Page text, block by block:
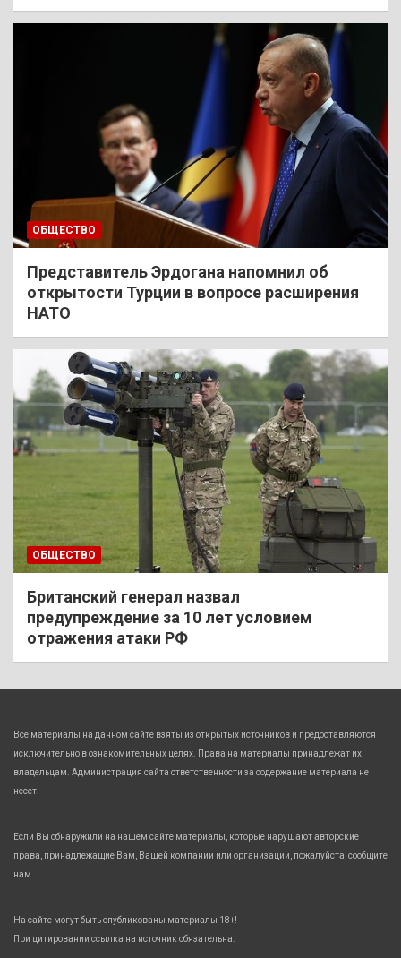
ОБЩЕСТВО
Представитель Эрдогана напомнил об
открытости Турции в вопросе расширения
НАТО
ОБЩЕСТВО
Британский генерал назвал
предупреждение за 10 лет условием
отражения атаки РФ
Все материалы на данном сайте взяты из открытых источников и предоставляются
исключительно в ознакомительных целях. Права на материалы принадлежат их
владельцам. Администрация сайта ответственности за содержание материала не
несет.
Если Вы обнаружили на нашем сайте материалы, которые нарушают авторские
права, принадлежащие Вам, Вашей компании или организации, пожалуйста, сообщите
нам.
На сайте могут быть опубликованы материалы 18+!
При цитировании ссылка на источник обязательна.